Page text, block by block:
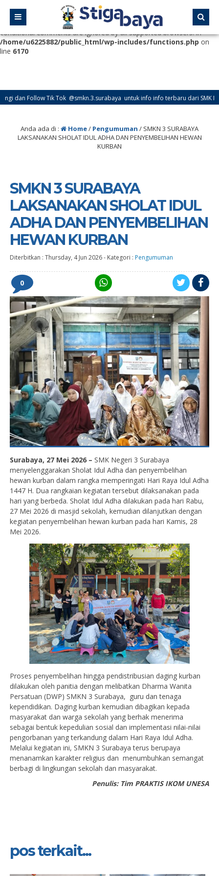
Deprecated
: Function WP_Dependencies->add_data() was called
with an argument that is
deprecated
since version 6.9.0! IE
conditional comments are ignored by all supported browsers. in
/home/u6225882/public_html/wp-includes/functions.php on
line 6170
Follow Tik Tok @smkn.3.surabaya untuk info info terbaru dari SMK Negeri 3
Follow Instagram @official_osissmkn3sby dan @official.smkn3sby untuk
Anda ada di : Home/ Pengumuman / SMKN 3 SURABAYA
LAKSANAKAN SHOLAT IDUL ADHA DAN PENYEMBELIHAN HEWAN
KURBAN
SMKN 3 SURABAYA
LAKSANAKAN SHOLAT IDUL
ADHA DAN PENYEMBELIHAN
HEWAN KURBAN
Diterbitkan : Thursday, 4 Jun 2026- Kategori : Pengumuman
0
Surabaya, 27 Mei 2026 – SMK Negeri 3 Surabaya
menyelenggarakan Sholat Idul Adha dan penyembelihan
hewan kurban dalam rangka memperingati Hari Raya Idul Adha
1447 H. Dua rangkaian kegiatan tersebut dilaksanakan pada
hari yang berbeda. Sholat Idul Adha dilakukan pada hari Rabu,
27 Mei 2026 di masjid sekolah, kemudian dilanjutkan dengan
kegiatan penyembelihan hewan kurban pada hari Kamis, 28
Mei 2026.
Proses penyembelihan hingga pendistribusian daging kurban
dilakukan oleh panitia dengan melibatkan Dharma Wanita
Persatuan (DWP) SMKN 3 Surabaya, guru dan tenaga
kependidikan. Daging kurban kemudian dibagikan kepada
masyarakat dan warga sekolah yang berhak menerima
sebagai bentuk kepedulian sosial dan implementasi nilai-nilai
pengorbanan yang terkandung dalam Hari Raya Idul Adha.
Melalui kegiatan ini, SMKN 3 Surabaya terus berupaya
menanamkan karakter religius dan menumbuhkan semangat
berbagi di lingkungan sekolah dan masyarakat.
Penulis: Tim PRAKTIS IKOM UNESA
pos terkait...